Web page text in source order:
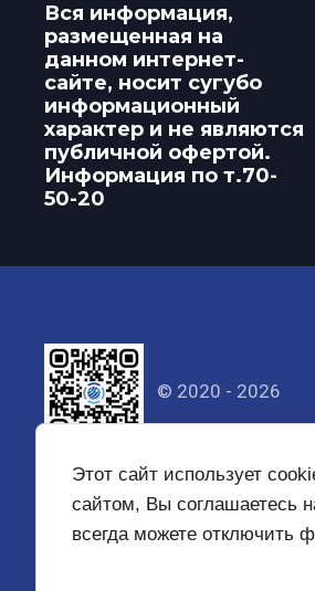
Вся информация,
размещенная на
данном интернет-
сайте, носит сугубо
информационный
характер и не являются
публичной офертой.
Информация по т.70-
50-20
© 2020 - 2026
Этот сайт использует
сайтом, Вы соглашаетесь
всегда можете отключить